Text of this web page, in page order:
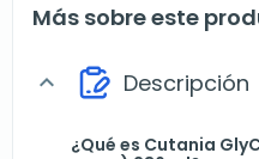
Más sobre este
expand_more Descripción
¿Qué es Cutania